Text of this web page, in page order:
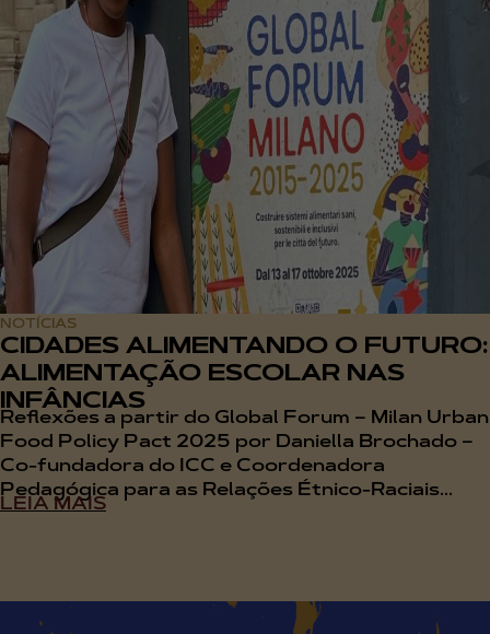
NOTÍCIAS
CIDADES ALIMENTANDO O FUTURO:
ALIMENTAÇÃO ESCOLAR NAS
INFÂNCIAS
Reflexões a partir do Global Forum – Milan Urban
Food Policy Pact 2025 por Daniella Brochado –
Co-fundadora do ICC e Coordenadora
Pedagógica para as Relações Étnico-Raciais...
LEIA MAIS